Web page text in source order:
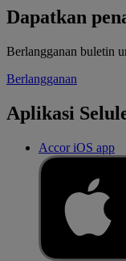
Dapatkan
Berlangganan buletin
Berlangganan
Aplikasi
Accor iOS app